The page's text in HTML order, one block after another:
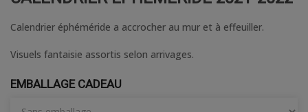
Calendrier éphéméride a accrocher au mur et à effeuiller.
Visuels fantaisie assortis selon arrivages.
EMBALLAGE CADEAU